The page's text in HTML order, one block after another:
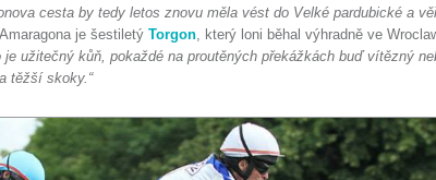
cesta by tedy letos znovu měla vést do Velké pardubické a
je šestiletý Torgon, který loni běhal výhradně ve
je užitečný kůň, pokaždé na proutěných překážkách buď vítězný
těžší skoky.“